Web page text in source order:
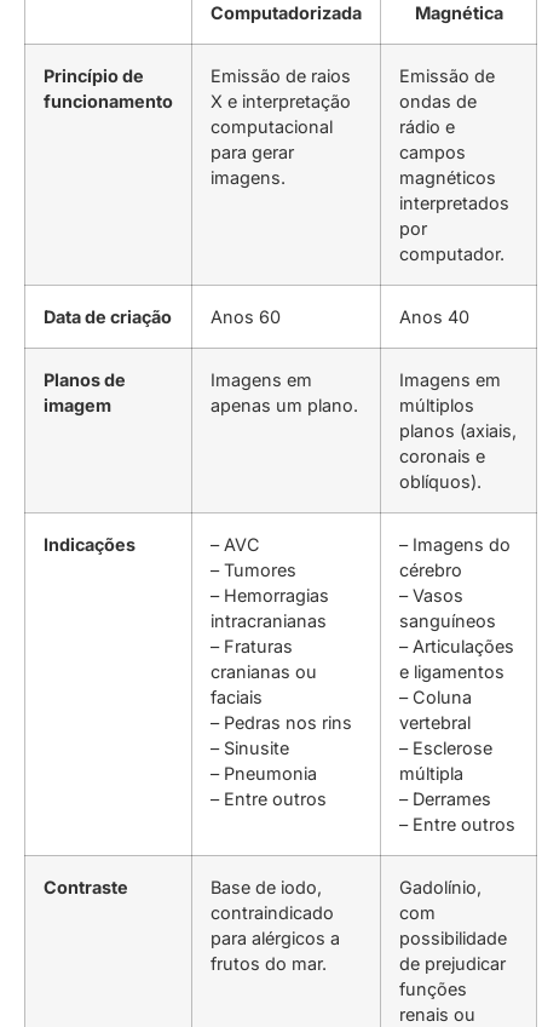
Computadorizada
Magnética
Princípio de
funcionamento
Emissão de raios
X e interpretação
computacional
para gerar
imagens.
Emissão de
ondas de
rádio e
campos
magnéticos
interpretados
por
computador.
Data de criação Anos 60 Anos 40
Planos de
imagem
Imagens em
apenas um plano.
Imagens em
múltiplos
planos (axiais,
coronais e
oblíquos).
Indicações
– AVC
– Tumores
– Hemorragias
intracranianas
– Fraturas
cranianas ou
faciais
– Pedras nos rins
– Sinusite
– Pneumonia
– Entre outros
– Imagens do
cérebro
– Vasos
sanguíneos
– Articulações
e ligamentos
– Coluna
vertebral
– Esclerose
múltipla
– Derrames
– Entre outros
Contraste
Base de iodo,
contraindicado
para alérgicos a
frutos do mar.
Gadolínio,
com
possibilidade
de prejudicar
funções
renais ou